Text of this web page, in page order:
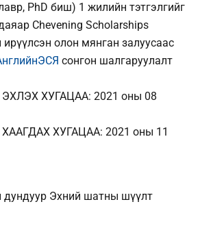
PhD биш) 1 жилийн тэтгэлгийг
Chevening Scholarships
ирүүлсэн олон мянган залуусаас
сонгон шалгаруулалт
ХУГАЦАА: 2021 оны 08
ХУГАЦАА: 2021 оны 11
Эхний шатны шүүлт